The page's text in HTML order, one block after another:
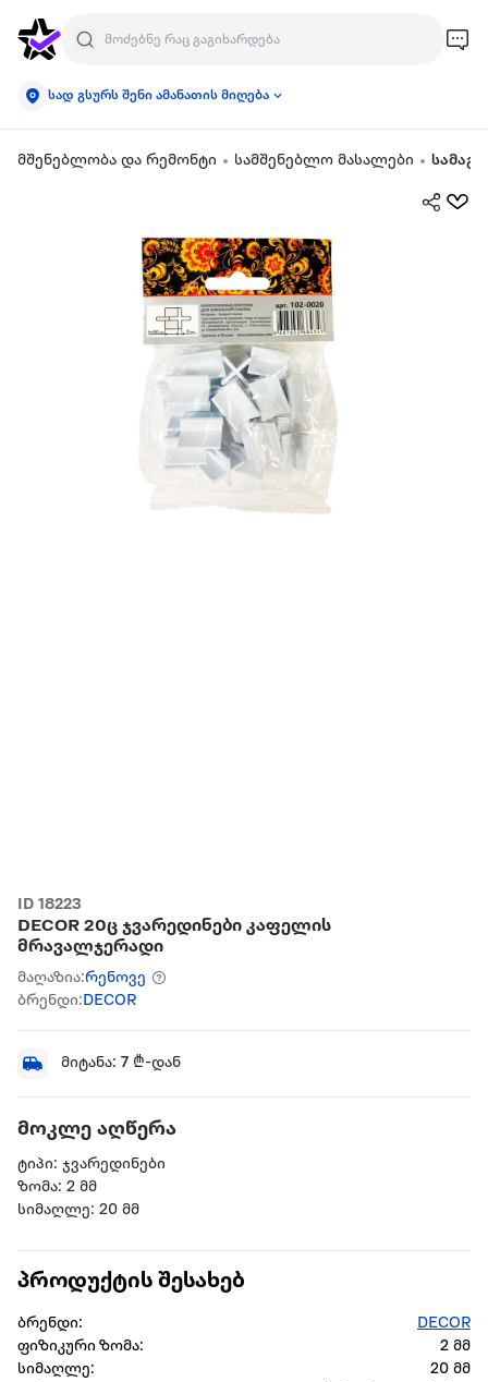
სად გსურს შენი ამანათის მიღება
მშენებლობა და რემონტი სამშენებლო მასალები
ID 18223
DECOR 20ც ჯვარედინები კაფელის
მრავალჯერადი
მაღაზია:რენოვე
ბრენდი: DECOR
მიტანა: 7 ₾-დან
მოკლე აღწერა
ტიპი: ჯვარედინები
ზომა: 2 მმ
სიმაღლე: 20 მმ
პროდუქტის შესახებ
ბრენდი:
DECOR
ფიზიკური ზომა:
2 მმ
სიმაღლე:
20 მმ